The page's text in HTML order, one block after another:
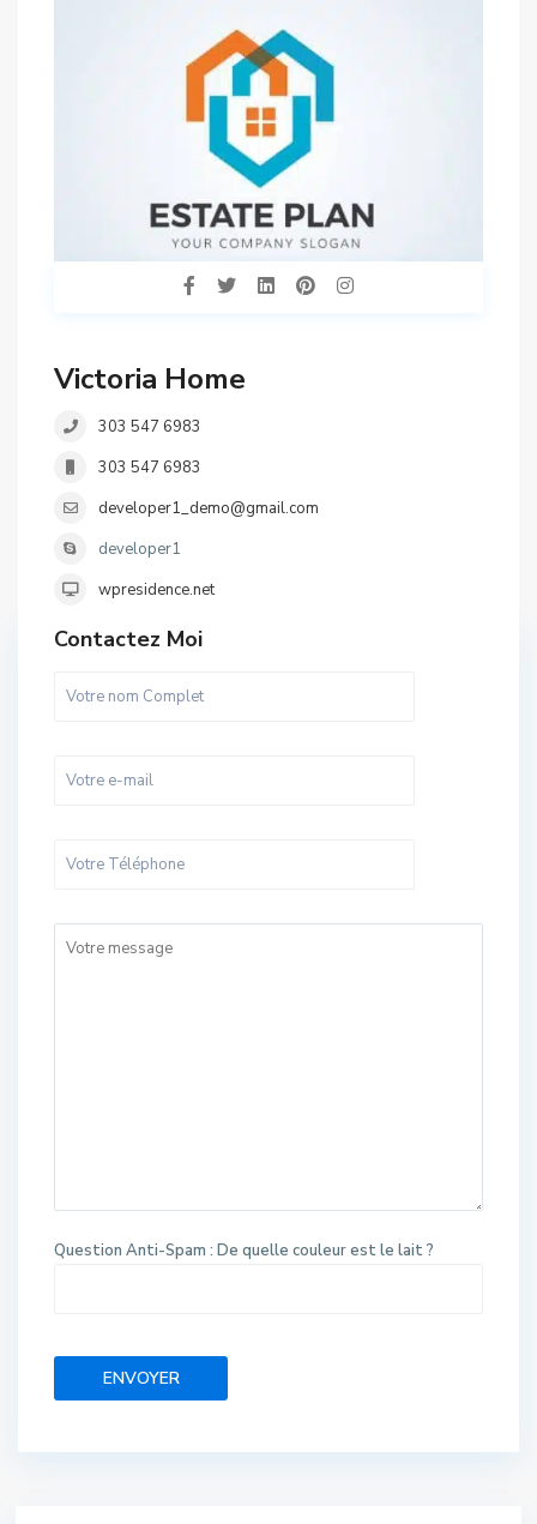
Victoria Home
303 547 6983
303 547 6983
developer1_demo@gmail.com
developer1
wpresidence.net
Contactez Moi
Question Anti-Spam : De quelle couleur est le lait ?